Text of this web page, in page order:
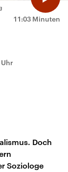
11:03 Minuten
Doch
Soziologe